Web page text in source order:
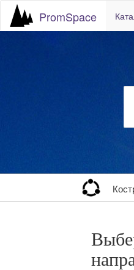
PromSpace